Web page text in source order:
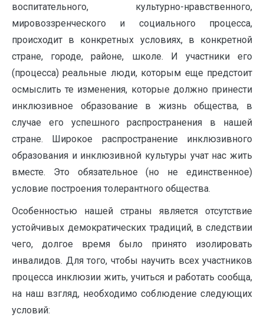
воспитательного, культурно-нравственного,
мировоззренческого и социального процесса,
происходит в конкретных условиях, в конкретной
стране, городе, районе, школе. И участники его
(процесса) реальные люди, которым еще предстоит
осмыслить те изменения, которые должно принести
инклюзивное образование в жизнь общества, в
случае его успешного распространения в нашей
стране. Широкое распространение инклюзивного
образования и инклюзивной культуры учат нас жить
вместе. Это обязательное (но не единственное)
условие построения толерантного общества.
Особенностью нашей страны является отсутствие
устойчивых демократических традиций, в следствии
чего, долгое время было принято изолировать
инвалидов. Для того, чтобы научить всех участников
процесса инклюзии жить, учиться и работать сообща,
на наш взгляд, необходимо соблюдение следующих
условий: